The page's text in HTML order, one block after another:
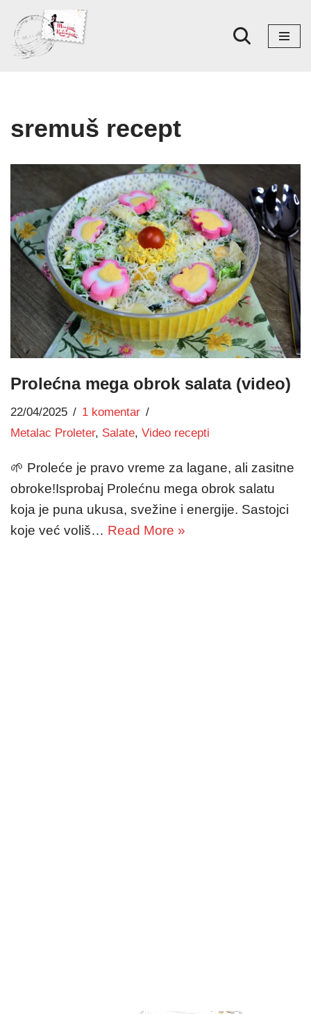
Skoči
na
sremuš recept
Prolećna mega obrok salata (video)
22/04/2025
1 komentar
Metalac Proleter, Salate, Video recepti
🌱 Proleće je pravo vreme za lagane, ali zasitne
obroke!Isprobaj Prolećnu mega obrok salatu
koja je puna ukusa, svežine i energije. Sastojci
koje već voliš… Read More »